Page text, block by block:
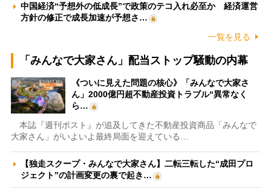
中国経済“予想外の低成長”で政策のテコ入れ必至か 経済運営
方針の修正で成長加速が予想さ…
一覧を見る
「みんなで大家さん」配当ストップ騒動の内幕
《ついに見えた問題の核心》「みんなで大家さ
ん」2000億円超不動産投資トラブル“異常なく
ら…
本誌『週刊ポスト』が追及してきた不動産投資商品「みんなで
大家さん」がいよいよ最終局面を迎えている…
【独走スクープ・みんなで大家さん】二転三転した“成田プロ
ジェクト”の計画変更の裏で起き…